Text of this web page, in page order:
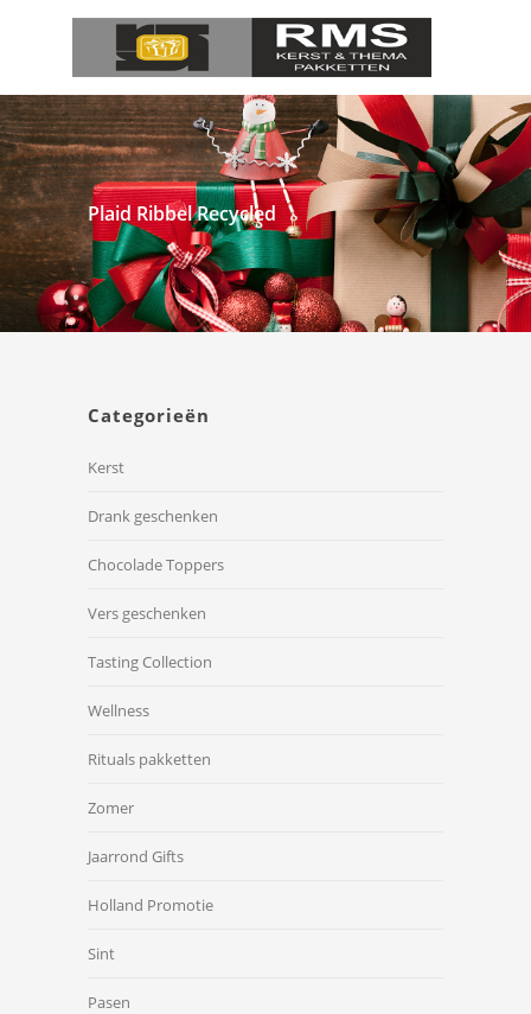
Plaid Ribbel Recycled
Categorieën
Kerst
Drank geschenken
Chocolade Toppers
Vers geschenken
Tasting Collection
Wellness
Rituals pakketten
Zomer
Jaarrond Gifts
Holland Promotie
Sint
Pasen